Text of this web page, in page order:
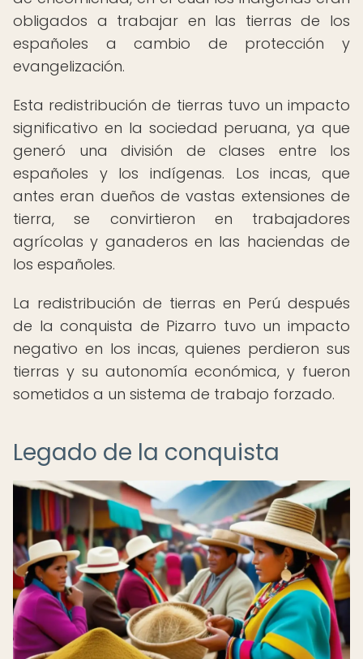
obligados a trabajar en las tierras de los
españoles a cambio de protección y
evangelización.
Esta redistribución de tierras tuvo un impacto
significativo en la sociedad peruana, ya que
generó una división de clases entre los
españoles y los indígenas. Los incas, que
antes eran dueños de vastas extensiones de
tierra, se convirtieron en trabajadores
agrícolas y ganaderos en las haciendas de
los españoles.
La redistribución de tierras en Perú después
de la conquista de Pizarro tuvo un impacto
negativo en los incas, quienes perdieron sus
tierras y su autonomía económica, y fueron
sometidos a un sistema de trabajo forzado.
Legado de la conquista